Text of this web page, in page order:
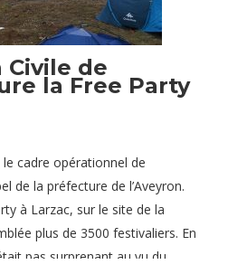
Civile de
la Free Party
cadre opérationnel de
de la préfecture de l’Aveyron.
à Larzac, sur le site de la
plus de 3500 festivaliers. En
pas surprenant au vu du